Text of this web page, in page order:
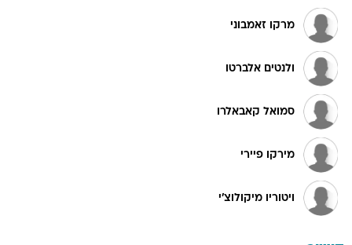
מרקו זאמבוני
ולנטים אלברטו
סמואל קאבאלרו
מירקו פיירי
ויטוריו מיקולוצ'י